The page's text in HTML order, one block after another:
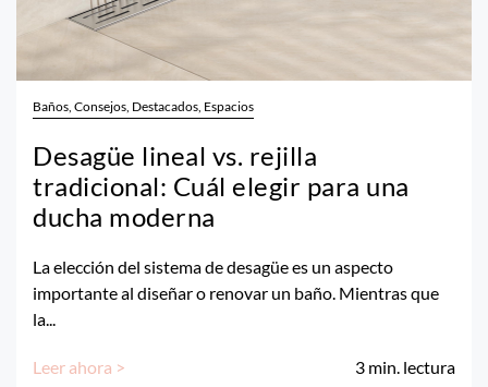
Baños, Consejos, Destacados, Espacios
Desagüe lineal vs. rejilla
tradicional: Cuál elegir para una
ducha moderna
La elección del sistema de desagüe es un aspecto
importante al diseñar o renovar un baño. Mientras que
la...
Leer ahora > 3 min. lectura